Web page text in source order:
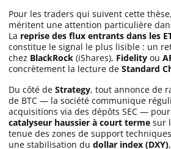
Pour les traders qui suivent cette
méritent une attention particulière
La reprise des flux entrants dans les
constitue le signal le plus lisible : un
chez BlackRock (iShares), Fidelity ou
concrètement la lecture de Standard
Du côté de Strategy, tout annonce de
de BTC — la société communique
acquisitions via des dépôts SEC —
catalyseur haussier à court terme sur
tenue des zones de support
une stabilisation du dollar index (DXY)